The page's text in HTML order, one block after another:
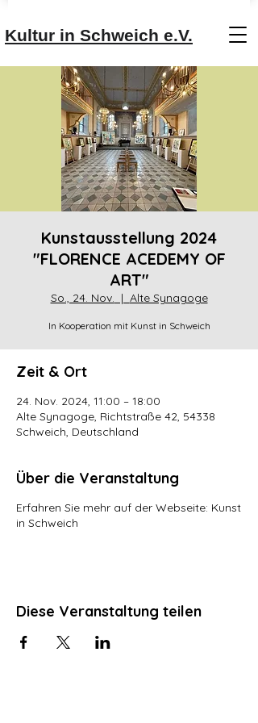
Kultur in Schweich e.V.
Kunstausstellung 2024
"FLORENCE ACEDEMY OF
ART"
So., 24. Nov.
  |
Alte Synagoge
In Kooperation mit Kunst in Schweich
Zeit & Ort
24. Nov. 2024, 11:00 – 18:00
Alte Synagoge, Richtstraße 42, 54338
Schweich, Deutschland
Über die Veranstaltung
Erfahren Sie mehr auf der Webseite: Kunst
in Schweich
Diese Veranstaltung teilen